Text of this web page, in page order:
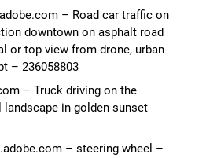
– Road car traffic on
downtown on asphalt road
or top view from drone, urban
– 236058803
– Truck driving on the
in golden sunset
– steering wheel –